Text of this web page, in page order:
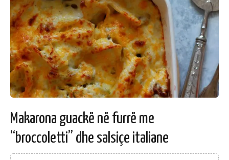
Makarona guackë në furrë me
“broccoletti” dhe salsiçe italiane